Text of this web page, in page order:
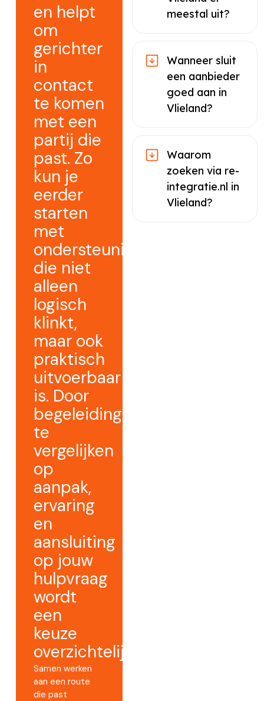
en helpt
om
gerichter
in
contact
te komen
met een
partij die
past. Zo
kun je
eerder
starten
met
ondersteuning
die niet
alleen
logisch
klinkt,
maar ook
praktisch
uitvoerbaar
is. Door
begeleiding
te
vergelijken
op
aanpak,
ervaring
en
aansluiting
op jouw
hulpvraag
wordt
een
keuze
overzichtelijker.
Samen werken
aan een route
die past
meestal uit?
Wanneer sluit
een aanbieder
goed aan in
Vlieland?
Waarom
zoeken via re-
integratie.nl in
Vlieland?